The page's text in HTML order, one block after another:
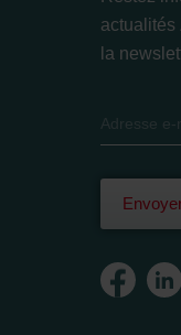
actualités
la